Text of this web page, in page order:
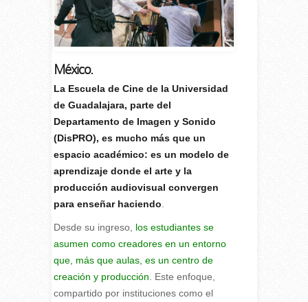
México.
La Escuela de Cine de la Universidad
de Guadalajara, parte del
Departamento de Imagen y Sonido
(DisPRO), es mucho más que un
espacio académico: es un modelo de
aprendizaje donde el arte y la
producción audiovisual convergen
para enseñar haciendo
Desde su ingreso, los estudiantes se
asumen como creadores en un entorno
que, más que aulas, es un centro de
creación y producción . Este enfoque,
compartido por instituciones como el